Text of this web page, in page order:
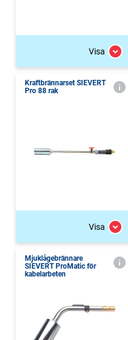
Visa
Kraftbrännarset SIEVERT
Pro 88 rak
Visa
Mjuklågebrännare
SIEVERT ProMatic för
kabelarbeten